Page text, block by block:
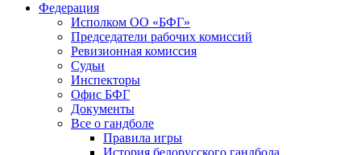
Федерация
Исполком ОО «БФГ»
Председатели рабочих комиссий
Ревизионная комиссия
Судьи
Инспекторы
Офис БФГ
Документы
Все о гандболе
Правила игры
История белорусского гандбола